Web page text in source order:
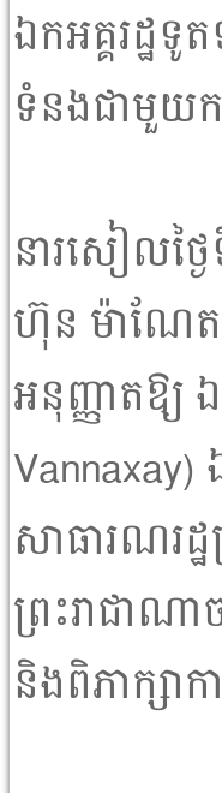
ឯកអគ្គរដ្ឋទូ
ទំនងជាមួយក
នារសៀលថ្ង
ហ៊ុន ម៉ាណែត
អនុញ្ញាតឱ្យ
Vannaxay)
សាធារណរដ្
ព្រះរាជាណ
និងពិភាក្សា